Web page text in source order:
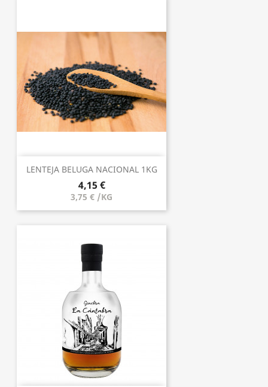
LENTEJA BELUGA NACIONAL 1KG
4,15 €
3,75 € /KG